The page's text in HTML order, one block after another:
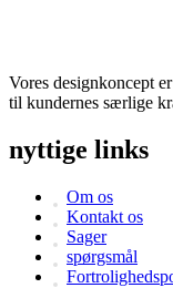
Vores designkoncept
til kundernes særlige
nyttige links
Om os
Kontakt os
Sager
spørgsmål